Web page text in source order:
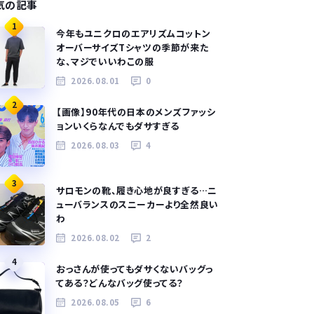
の記事
1
今年もユニクロのエアリズムコットン
オーバーサイズTシャツの季節が来た
な、マジでいいわこの服
2026.08.01 0
2
【画像】90年代の日本のメンズファッシ
ョンいくらなんでもダサすぎる
2026.08.03 4
3
サロモンの靴、履き心地が良すぎる…ニ
ューバランスのスニーカーより全然良い
わ
2026.08.02 2
4
おっさんが使ってもダサくないバッグっ
てある？どんなバッグ使ってる？
2026.08.05 6